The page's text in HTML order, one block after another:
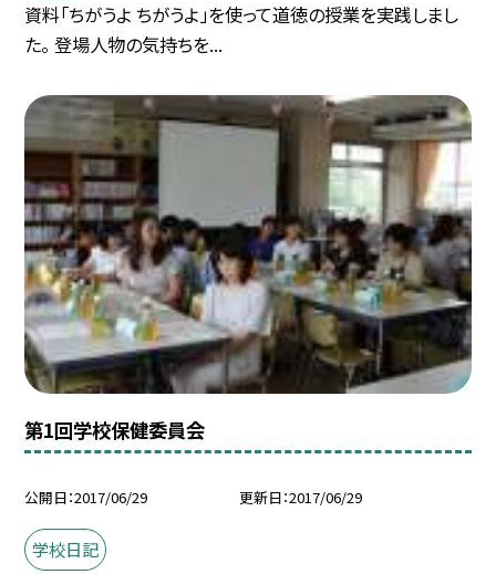
資料「ちがうよ ちがうよ」を使って道徳の授業を実践しまし
た。 登場人物の気持ちを...
第1回学校保健委員会
公開日 2017/06/29 更新日 2017/06/29
学校日記